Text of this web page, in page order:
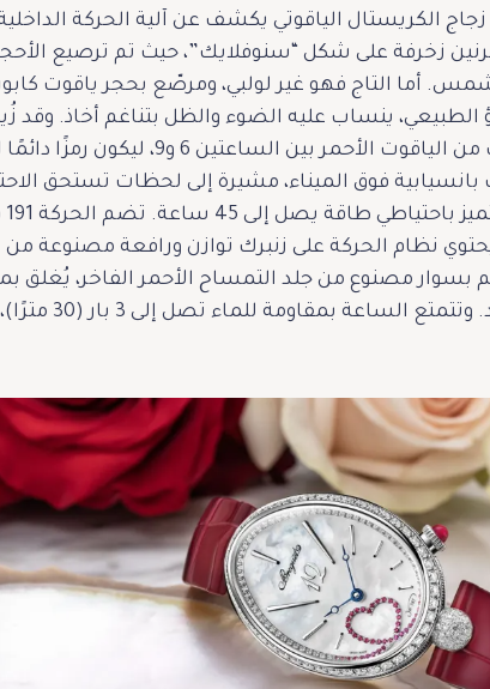
الكريستال الياقوتي يكشف عن آلية الحركة
زخرفة على شكل “سنوفلايك”، حيث تم ترصيع
أما التاج فهو غير لولبي، ومرصّع بحجر ياقوت
الطبيعي، ينساب عليه الضوء والظل بتناغم أخاذ. وقد
الوردي المتلألئ الذي يلتقي عند قلب
فوق الميناء، مشيرة إلى لحظات تستحق
نظام الحركة على زنبرك توازن ورافعة مصنوعة من
للماء تصل إلى 3 بار (30 مترًا)، مما يعزز من وظيفيتها وعمليتها.